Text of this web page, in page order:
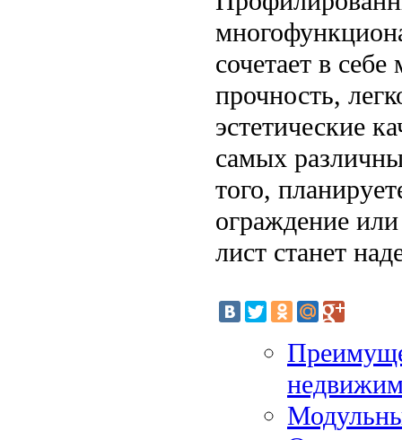
сочетает в
прочность,
эстетические
самых
того,
ограждение
лист станет